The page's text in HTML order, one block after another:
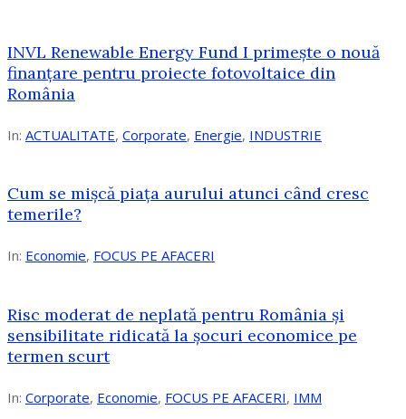
INVL Renewable Energy Fund I primește o nouă
finanțare pentru proiecte fotovoltaice din
România
In: ACTUALITATE, Corporate, Energie, INDUSTRIE
Cum se mișcă piața aurului atunci când cresc
temerile?
In: Economie, FOCUS PE AFACERI
Risc moderat de neplată pentru România și
sensibilitate ridicată la șocuri economice pe
termen scurt
In: Corporate, Economie, FOCUS PE AFACERI, IMM